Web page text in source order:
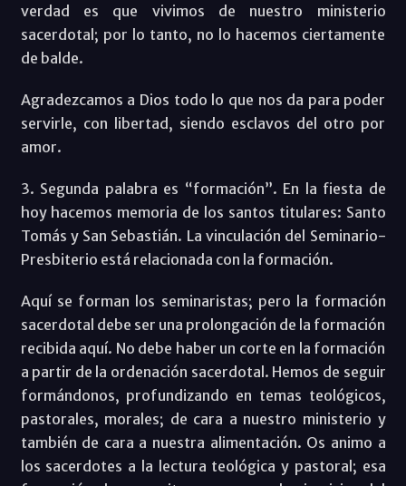
verdad es que vivimos de nuestro ministerio
sacerdotal; por lo tanto, no lo hacemos ciertamente
de balde.
Agradezcamos a Dios todo lo que nos da para poder
servirle, con libertad, siendo esclavos del otro por
amor.
3. Segunda palabra es “formación”. En la fiesta de
hoy hacemos memoria de los santos titulares: Santo
Tomás y San Sebastián. La vinculación del Seminario-
Presbiterio está relacionada con la formación.
Aquí se forman los seminaristas; pero la formación
sacerdotal debe ser una prolongación de la formación
recibida aquí. No debe haber un corte en la formación
a partir de la ordenación sacerdotal. Hemos de seguir
formándonos, profundizando en temas teológicos,
pastorales, morales; de cara a nuestro ministerio y
también de cara a nuestra alimentación. Os animo a
los sacerdotes a la lectura teológica y pastoral; esa